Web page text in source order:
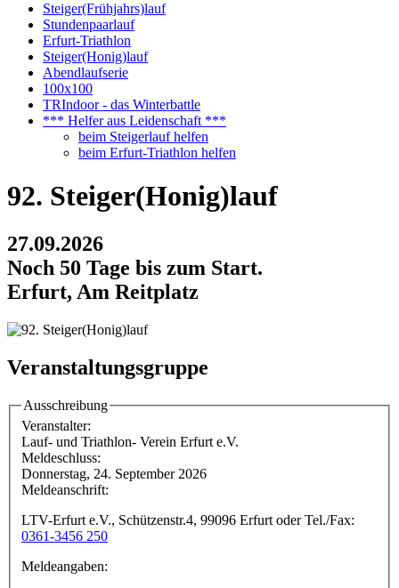
Steiger(Frühjahrs)lauf
Stundenpaarlauf
Erfurt-Triathlon
Steiger(Honig)lauf
Abendlaufserie
100x100
TRIndoor - das Winterbattle
*** Helfer aus Leidenschaft ***
beim Steigerlauf helfen
beim Erfurt-Triathlon helfen
92. Steiger(Honig)lauf
27.09.2026
Noch 50 Tage bis zum Start.
Erfurt, Am Reitplatz
Veranstaltungsgruppe
Ausschreibung
Veranstalter:
Lauf- und Triathlon- Verein Erfurt e.V.
Meldeschluss:
Donnerstag, 24. September 2026
Meldeanschrift:
LTV-Erfurt e.V., Schützenstr.4, 99096 Erfurt oder Tel./Fax:
0361-3456 250
Meldeangaben: